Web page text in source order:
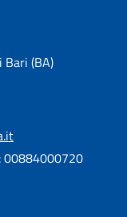
(BA)
00884000720